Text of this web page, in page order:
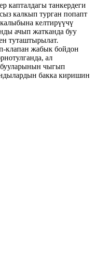
капталдагы танкердеги
калкып турган попапт
келтирүүчү
ачып жатканда буу
туташтырылат.
клапан жабык бойдон
ал
бууларынын чыгып
бакка киришин